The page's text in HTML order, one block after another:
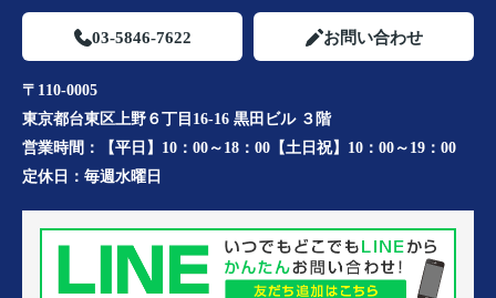
03-5846-7622 お問い合わせ
〒110-0005
東京都台東区上野６丁目16-16 黒田ビル ３階
営業時間：
【平日】10：00～18：00【土日祝】10：00～19：00
定休日： 毎週水曜日